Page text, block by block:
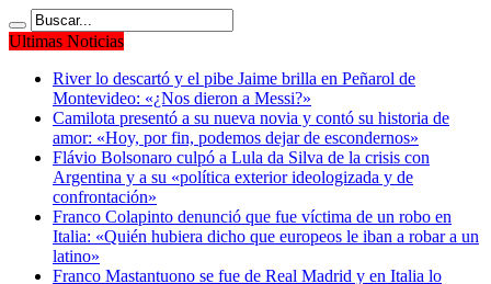
Ultimas Noticias
River lo descartó y el pibe Jaime brilla en Peñarol de
Montevideo: «¿Nos dieron a Messi?»
Camilota presentó a su nueva novia y contó su historia de
amor: «Hoy, por fin, podemos dejar de escondernos»
Flávio Bolsonaro culpó a Lula da Silva de la crisis con
Argentina y a su «política exterior ideologizada y de
confrontación»
Franco Colapinto denunció que fue víctima de un robo en
Italia: «Quién hubiera dicho que europeos le iban a robar a un
latino»
Franco Mastantuono se fue de Real Madrid y en Italia lo